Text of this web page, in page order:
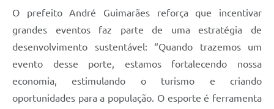
O prefeito André Guimarães reforça que incentivar
grandes eventos faz parte de uma estratégia de
desenvolvimento sustentável: “Quando trazemos um
evento desse porte, estamos fortalecendo nossa
economia, estimulando o turismo e criando
oportunidades para a população. O esporte é ferramenta